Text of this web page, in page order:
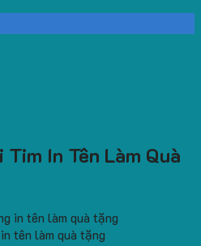
Tim In Tên Làm Quà
tên làm quà tặng